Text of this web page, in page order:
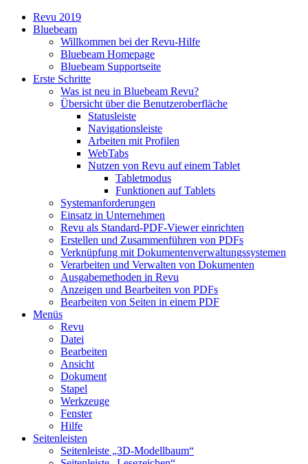
Revu 2019
Bluebeam
Willkommen bei der Revu-Hilfe
Bluebeam Homepage
Bluebeam Supportseite
Erste Schritte
Was ist neu in Bluebeam Revu?
Übersicht über die Benutzeroberfläche
Statusleiste
Navigationsleiste
Arbeiten mit Profilen
WebTabs
Nutzen von Revu auf einem Tablet
Tabletmodus
Funktionen auf Tablets
Systemanforderungen
Einsatz in Unternehmen
Revu als Standard-PDF-Viewer einrichten
Erstellen und Zusammenführen von PDFs
Verknüpfung mit Dokumentenverwaltungssystemen
Verarbeiten und Verwalten von Dokumenten
Ausgabemethoden in Revu
Anzeigen und Bearbeiten von PDFs
Bearbeiten von Seiten in einem PDF
Menüs
Revu
Datei
Bearbeiten
Ansicht
Dokument
Stapel
Werkzeuge
Fenster
Hilfe
Seitenleisten
Seitenleiste „3D-Modellbaum“